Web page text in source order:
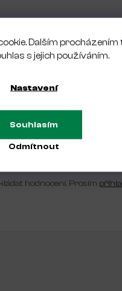
Dalším procházením
s jejich používáním.
Nastavení
Odmítnout
Souhlasím
hodnocení. Prosím